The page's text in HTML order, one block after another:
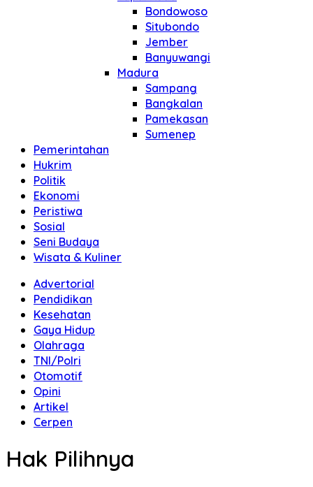
Bondowoso
Situbondo
Jember
Banyuwangi
Madura
Sampang
Bangkalan
Pamekasan
Sumenep
Pemerintahan
Hukrim
Politik
Ekonomi
Peristiwa
Sosial
Seni Budaya
Wisata & Kuliner
Advertorial
Pendidikan
Kesehatan
Gaya Hidup
Olahraga
TNI/Polri
Otomotif
Opini
Artikel
Cerpen
Hak Pilihnya